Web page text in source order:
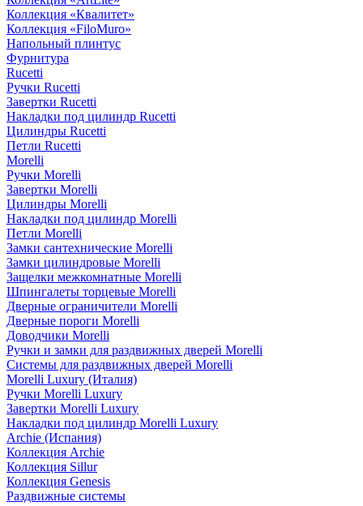
Коллекция «Квалитет»
Коллекция «FiloMuro»
Напольный плинтус
Фурнитура
Rucetti
Ручки Rucetti
Завертки Rucetti
Накладки под цилиндр Rucetti
Цилиндры Rucetti
Петли Rucetti
Morelli
Ручки Morelli
Завертки Morelli
Цилиндры Morelli
Накладки под цилиндр Morelli
Петли Morelli
Замки сантехнические Morelli
Замки цилиндровые Morelli
Защелки межкомнатные Morelli
Шпингалеты торцевые Morelli
Дверные ограничители Morelli
Дверные пороги Morelli
Доводчики Morelli
Ручки и замки для раздвижных дверей Morelli
Системы для раздвижных дверей Morelli
Morelli Luxury (Италия)
Ручки Morelli Luxury
Завертки Morelli Luxury
Накладки под цилиндр Morelli Luxury
Archie (Испания)
Коллекция Archie
Коллекция Sillur
Коллекция Genesis
Раздвижные системы